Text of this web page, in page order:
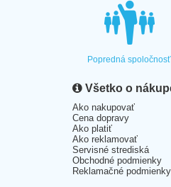
Popredná spoločnosť
Všetko o
Ako nakupovať
Cena dopravy
Ako platiť
Ako reklamovať
Servisné strediská
Obchodné podmienky
Reklamačné podmienky